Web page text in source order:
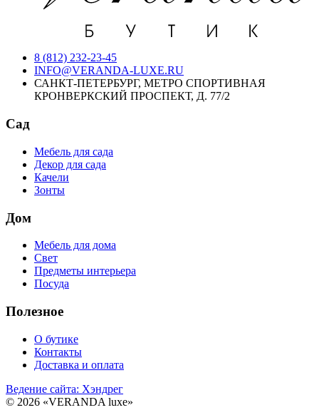
8 (812) 232-23-45
INFO@VERANDA-LUXE.RU
САНКТ-ПЕТЕРБУРГ, МЕТРО СПОРТИВНАЯ
КРОНВЕРКСКИЙ ПРОСПЕКТ, Д. 77/2
Сад
Мебель для сада
Декор для сада
Качели
Зонты
Дом
Мебель для дома
Свет
Предметы интерьера
Посуда
Полезное
О бутике
Контакты
Доставка и оплата
Ведение сайта: Хэндрег
© 2026 «VERANDA luxe»